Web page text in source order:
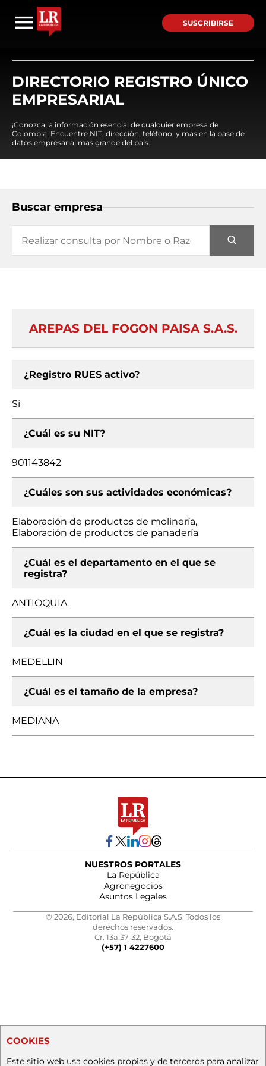
SUSCRIBIRSE
DIRECTORIO REGISTRO ÚNICO
EMPRESARIAL
¡Conozca la información esencial de cualquier empresa de
Colombia! Encuentre NIT, dirección, teléfono, y mas en la base de
datos empresarial mas grande del país.
Buscar empresa
AREPAS DEL FOGON PAISA S.A.S.
¿Registro RUES activo?
Si
¿Cuál es su NIT?
901143842
¿Cuáles son sus actividades económicas?
Elaboración de productos de molinería,
Elaboración de productos de panadería
¿Cuál es el departamento en el que se
registra?
ANTIOQUIA
¿Cuál es la ciudad en el que se registra?
MEDELLIN
¿Cuál es el tamaño de la empresa?
MEDIANA
NUESTROS PORTALES
La República
Agronegocios
Asuntos Legales
© 2026, Editorial La República S.A.S. Todos los
derechos reservados.
Cr. 13a 37-32, Bogotá
(+57) 1 4227600
COOKIES
Este sitio web usa cookies propias y de terceros para analizar